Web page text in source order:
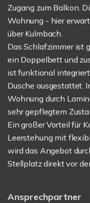
Zugang zum Balkon.
Wohnung - hier
über Kulmbach.
Das Schlafzimmer ist
ein Doppelbett und
ist funktional
Dusche ausgestattet.
Wohnung durch
sehr gepflegtem
Ein großer Vorteil für
Leerstehung mit
wird das Angebot
Stellplatz direkt vor
Ansprechpartner